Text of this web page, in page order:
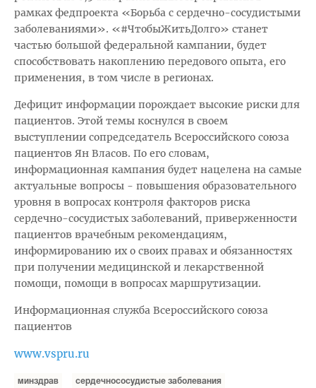
рамках федпроекта «Борьба с сердечно-сосудистыми
заболеваниями». «#ЧтобыЖитьДолго» станет
частью большой федеральной кампании, будет
способствовать накоплению передового опыта, его
применения, в том числе в регионах.
Дефицит информации порождает высокие риски для
пациентов. Этой темы коснулся в своем
выступлении сопредседатель Всероссийского союза
пациентов Ян Власов. По его словам,
информационная кампания будет нацелена на самые
актуальные вопросы - повышения образовательного
уровня в вопросах контроля факторов риска
сердечно-сосудистых заболеваний, приверженности
пациентов врачебным рекомендациям,
информированию их о своих правах и обязанностях
при получении медицинской и лекарственной
помощи, помощи в вопросах маршрутизации.
Информационная служба Всероссийского союза
пациентов
www.vspru.ru
минздрав сердечнососудистые заболевания